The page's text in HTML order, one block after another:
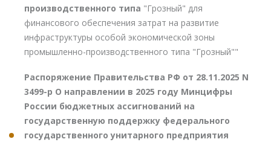
производственного типа "Грозный" для
финансового обеспечения затрат на развитие
инфраструктуры особой экономической зоны
промышленно-производственного типа "Грозный""
Распоряжение Правительства РФ от 28.11.2025 N
3499-р О направлении в 2025 году Минцифры
России бюджетных ассигнований на
государственную поддержку федерального
государственного унитарного предприятия